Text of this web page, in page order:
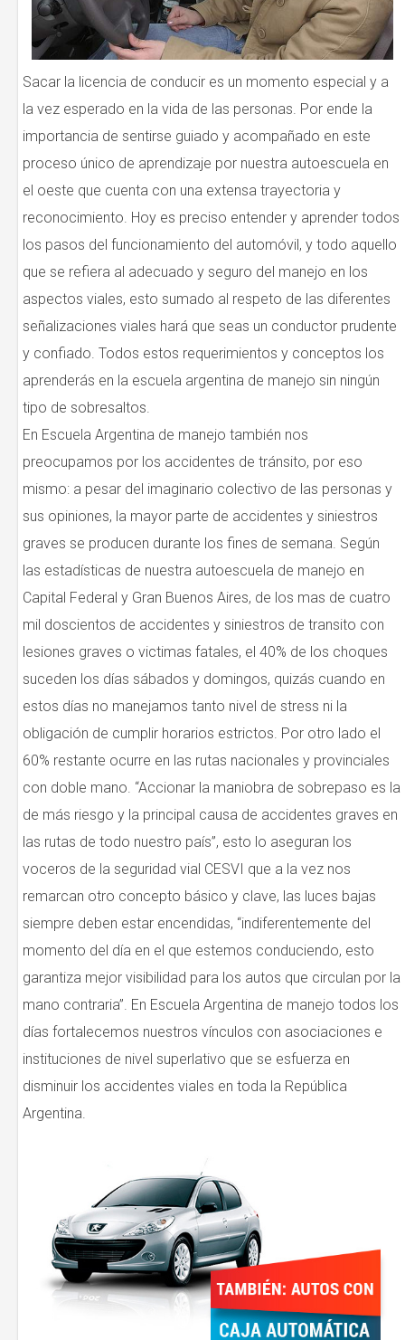
Sacar la licencia de conducir es un momento especial y a
la vez esperado en la vida de las personas. Por ende la
importancia de sentirse guiado y acompañado en este
proceso único de aprendizaje por nuestra autoescuela en
el oeste que cuenta con una extensa trayectoria y
reconocimiento. Hoy es preciso entender y aprender todos
los pasos del funcionamiento del automóvil, y todo aquello
que se refiera al adecuado y seguro del manejo en los
aspectos viales, esto sumado al respeto de las diferentes
señalizaciones viales hará que seas un conductor prudente
y confiado. Todos estos requerimientos y conceptos los
aprenderás en la escuela argentina de manejo sin ningún
tipo de sobresaltos.
En Escuela Argentina de manejo también nos
preocupamos por los accidentes de tránsito, por eso
mismo: a pesar del imaginario colectivo de las personas y
sus opiniones, la mayor parte de accidentes y siniestros
graves se producen durante los fines de semana. Según
las estadísticas de nuestra autoescuela de manejo en
Capital Federal y Gran Buenos Aires, de los mas de cuatro
mil doscientos de accidentes y siniestros de transito con
lesiones graves o victimas fatales, el 40% de los choques
suceden los días sábados y domingos, quizás cuando en
estos días no manejamos tanto nivel de stress ni la
obligación de cumplir horarios estrictos. Por otro lado el
60% restante ocurre en las rutas nacionales y provinciales
con doble mano. “Accionar la maniobra de sobrepaso es la
de más riesgo y la principal causa de accidentes graves en
las rutas de todo nuestro país”, esto lo aseguran los
voceros de la seguridad vial CESVI que a la vez nos
remarcan otro concepto básico y clave, las luces bajas
siempre deben estar encendidas, “indiferentemente del
momento del día en el que estemos conduciendo, esto
garantiza mejor visibilidad para los autos que circulan por la
mano contraria”. En Escuela Argentina de manejo todos los
días fortalecemos nuestros vínculos con asociaciones e
instituciones de nivel superlativo que se esfuerza en
disminuir los accidentes viales en toda la República
Argentina.